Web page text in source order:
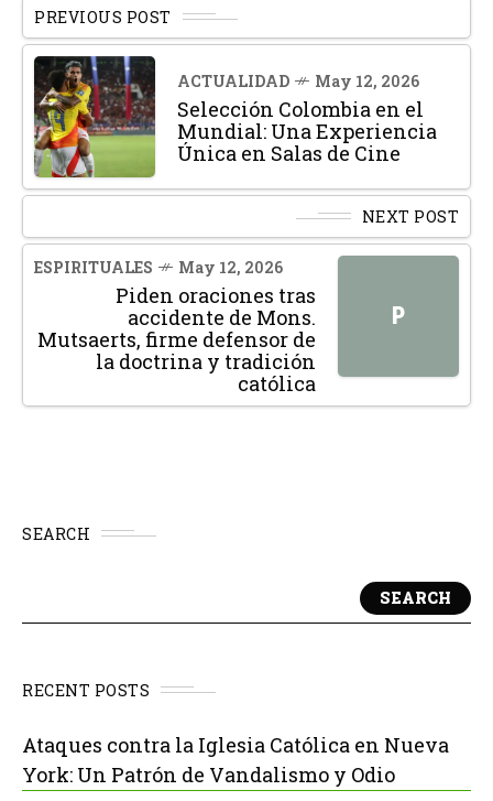
PREVIOUS POST
ACTUALIDAD May 12, 2026
Selección Colombia en el
Mundial: Una Experiencia
Única en Salas de Cine
NEXT POST
P
ESPIRITUALES May 12, 2026
Piden oraciones tras
accidente de Mons.
Mutsaerts, firme defensor de
la doctrina y tradición
católica
SEARCH
SEARCH
RECENT POSTS
Ataques contra la Iglesia Católica en Nueva
York: Un Patrón de Vandalismo y Odio